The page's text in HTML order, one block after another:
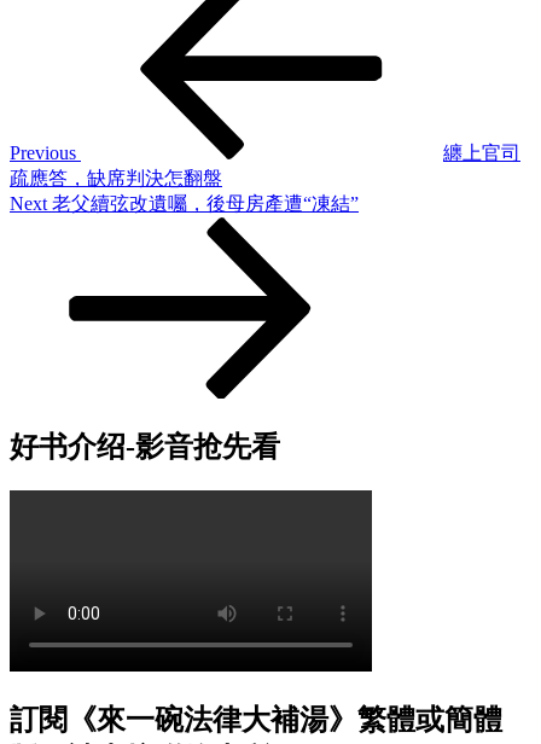
Previous
纏上官司
疏應答，缺席判決怎翻盤
Next
Next 老父續弦改遺囑，後母房產遭“凍結”
好书介绍-影音抢先看
訂閱《來一碗法律大補湯》繁體或簡體